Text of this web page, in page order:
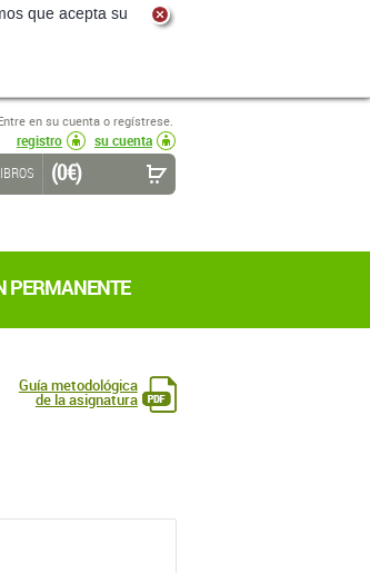
que acepta su
en su cuenta o regístrese.
registro
su cuenta
buscar
(0 €)
PERMANENTE
Guía metodológica
de la asignatura